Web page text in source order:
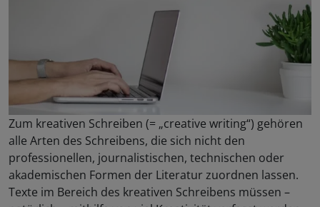
Zum kreativen Schreiben (= „creative writing“) gehören
alle Arten des Schreibens, die sich nicht den
professionellen, journalistischen, technischen oder
akademischen Formen der Literatur zuordnen lassen.
Texte im Bereich des kreativen Schreibens müssen –